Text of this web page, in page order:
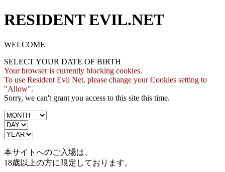
RESIDENT EVIL.NET
WELCOME
SELECT YOUR DATE OF BIRTH
Your browser is currently blocking cookies.
To use Resident Evil Net, please change your Cookies setting to
"Allow".
Sorry, we can't grant you access to this site this time.
本サイトへのご入場は、
18歳以上の方に限定しております。